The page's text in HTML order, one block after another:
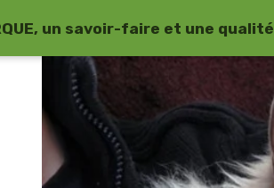
un savoir-faire et une qualité